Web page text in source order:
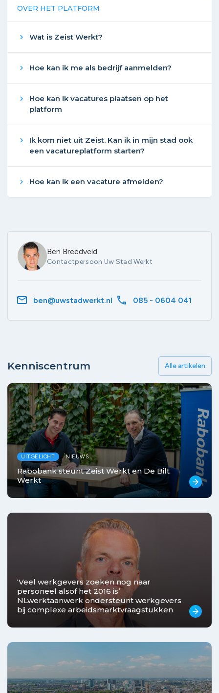
OVER HET PLATFORM
chevron_right Wat is Zeist Werkt?
chevron_right Hoe kan ik me als bedrijf aanmelden?
chevron_right
Hoe kan ik vacatures plaatsen op het
platform
chevron_right
Ik kom niet uit Zeist. Kan ik in mijn stad ook
een vacatureplatform starten?
chevron_right Hoe kan ik een vacature afmelden?
Ben Breedveld
Contactpersoon Uw Stad Werkt
mail ben@uwstadwerkt.nl call 085 - 0604 041
Kenniscentrum Alle artikelen
UITGELICHT NIEUWS
Rabobank steunt Zeist Werkt en De Bilt
Werkt
arrow_forward
‘Veel werkgevers zoeken nog naar
personeel alsof het 2016 is’
NLwerktaanwerk ondersteunt werkgevers
bij complexe arbeidsmarktvraagstukken
arrow_forward